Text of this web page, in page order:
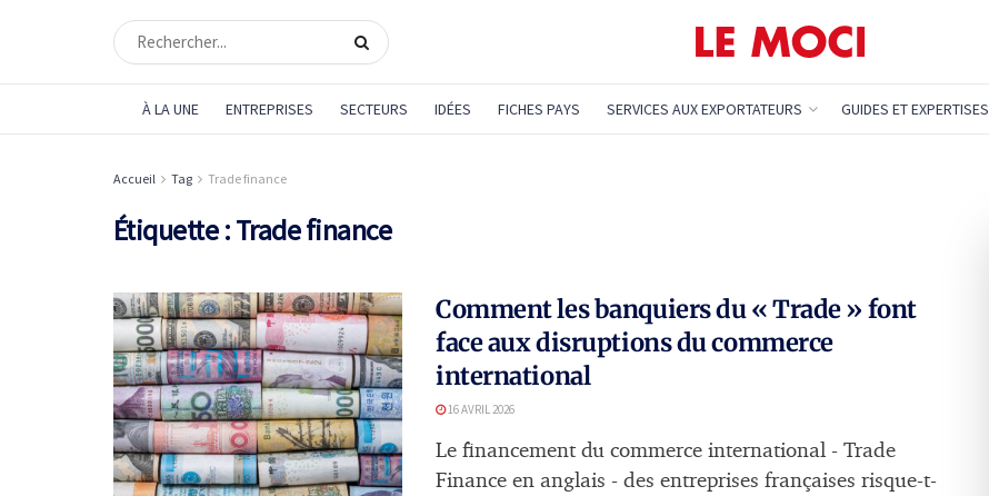
À LA UNE ENTREPRISES SECTEURS IDÉES FICHES PAYS SERVICES AUX EXPORTATEURS GUIDES ET EXPERTISES
Accueil Tag Trade finance
Étiquette :Trade finance
Comment les banquiers du « Trade » font
face aux disruptions du commerce
international
16 AVRIL 2026
Le financement du commerce international - Trade
Finance en anglais - des entreprises françaises risque-t-